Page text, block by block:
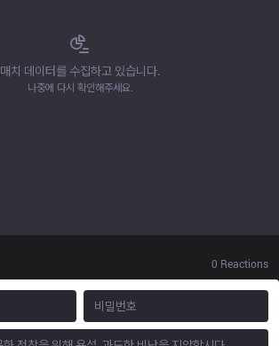
매치 데이터를 수집하고 있습니다.
나중에 다시 확인해주세요.
0 Reactions